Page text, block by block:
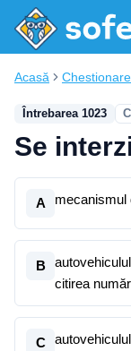
Acasă
Întrebarea 1023
Se
A mecanismul
B
citirea
C